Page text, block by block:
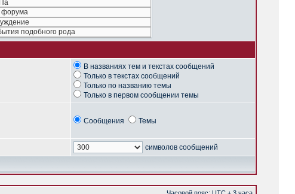
В названиях тем и текстах сообщений
Только в текстах сообщений
Только по названию темы
Только в первом сообщении темы
Сообщения Темы
символов сообщений